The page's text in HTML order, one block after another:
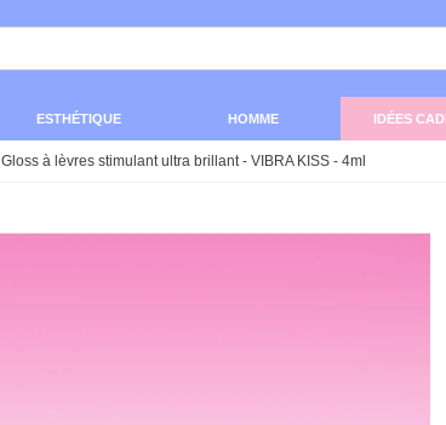
ESTHÉTIQUE HOMME IDÉES
Gloss à lèvres stimulant ultra brillant - VIBRA KISS - 4ml